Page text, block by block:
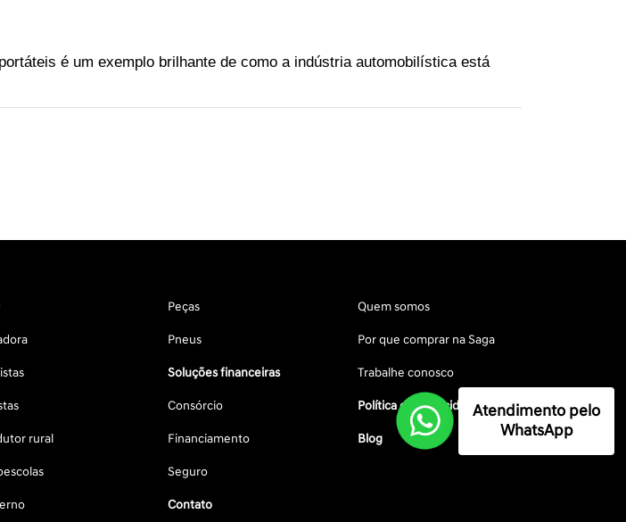
é um exemplo brilhante de como a indústria automobilística está
rural
Peças
Pneus
Soluções financeiras
Consórcio
Financiamento
Seguro
Contato
Quem somos
Por que comprar na Saga
Trabalhe conosco
Política de privacidade
Blog
Atendimento pelo
WhatsApp